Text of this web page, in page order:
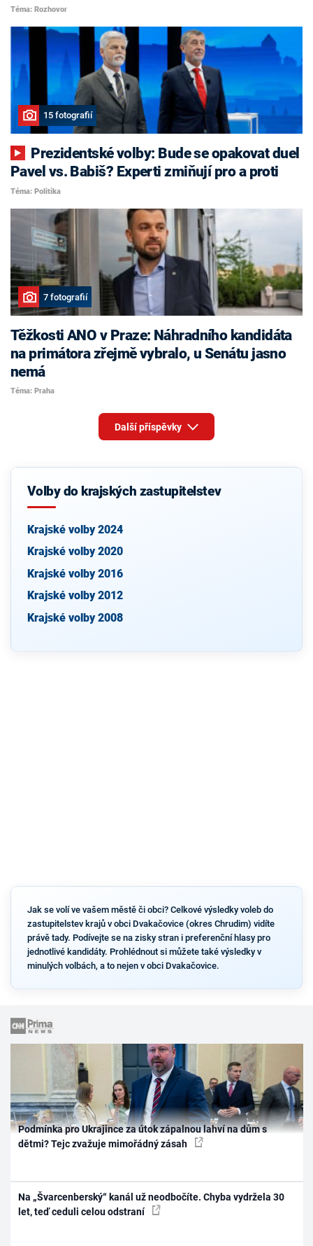
Téma: Rozhovor
15 fotografií
Pavel vs. Babiš? Experti zmiňují pro a proti
Téma: Politika
7 fotografií
Těžkosti ANO v Praze: Náhradního kandidáta
na primátora zřejmě vybralo, u Senátu jasno
nemá
Téma: Praha
Další příspěvky
Volby do krajských zastupitelstev
Krajské volby 2024
Krajské volby 2020
Krajské volby 2016
Krajské volby 2012
Krajské volby 2008
Jak se volí ve vašem městě či obci? Celkové výsledky voleb do
zastupitelstev krajů v obci Dvakačovice (okres Chrudim) vidíte
právě tady. Podívejte se na zisky stran i preferenční hlasy pro
jednotlivé kandidáty. Prohlédnout si můžete také výsledky v
minulých volbách, a to nejen v obci Dvakačovice.
Podmínka pro Ukrajince za útok zápalnou lahví na dům s
dětmi? Tejc zvažuje mimořádný zásah
Na „Švarcenberský“ kanál už neodbočíte. Chyba vydržela 30
let, teď ceduli celou odstraní